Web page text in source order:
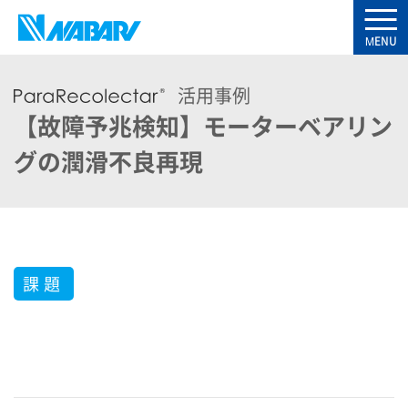
活用事例
【故障予兆検知】モーターベアリン
グの潤滑不良再現
課題